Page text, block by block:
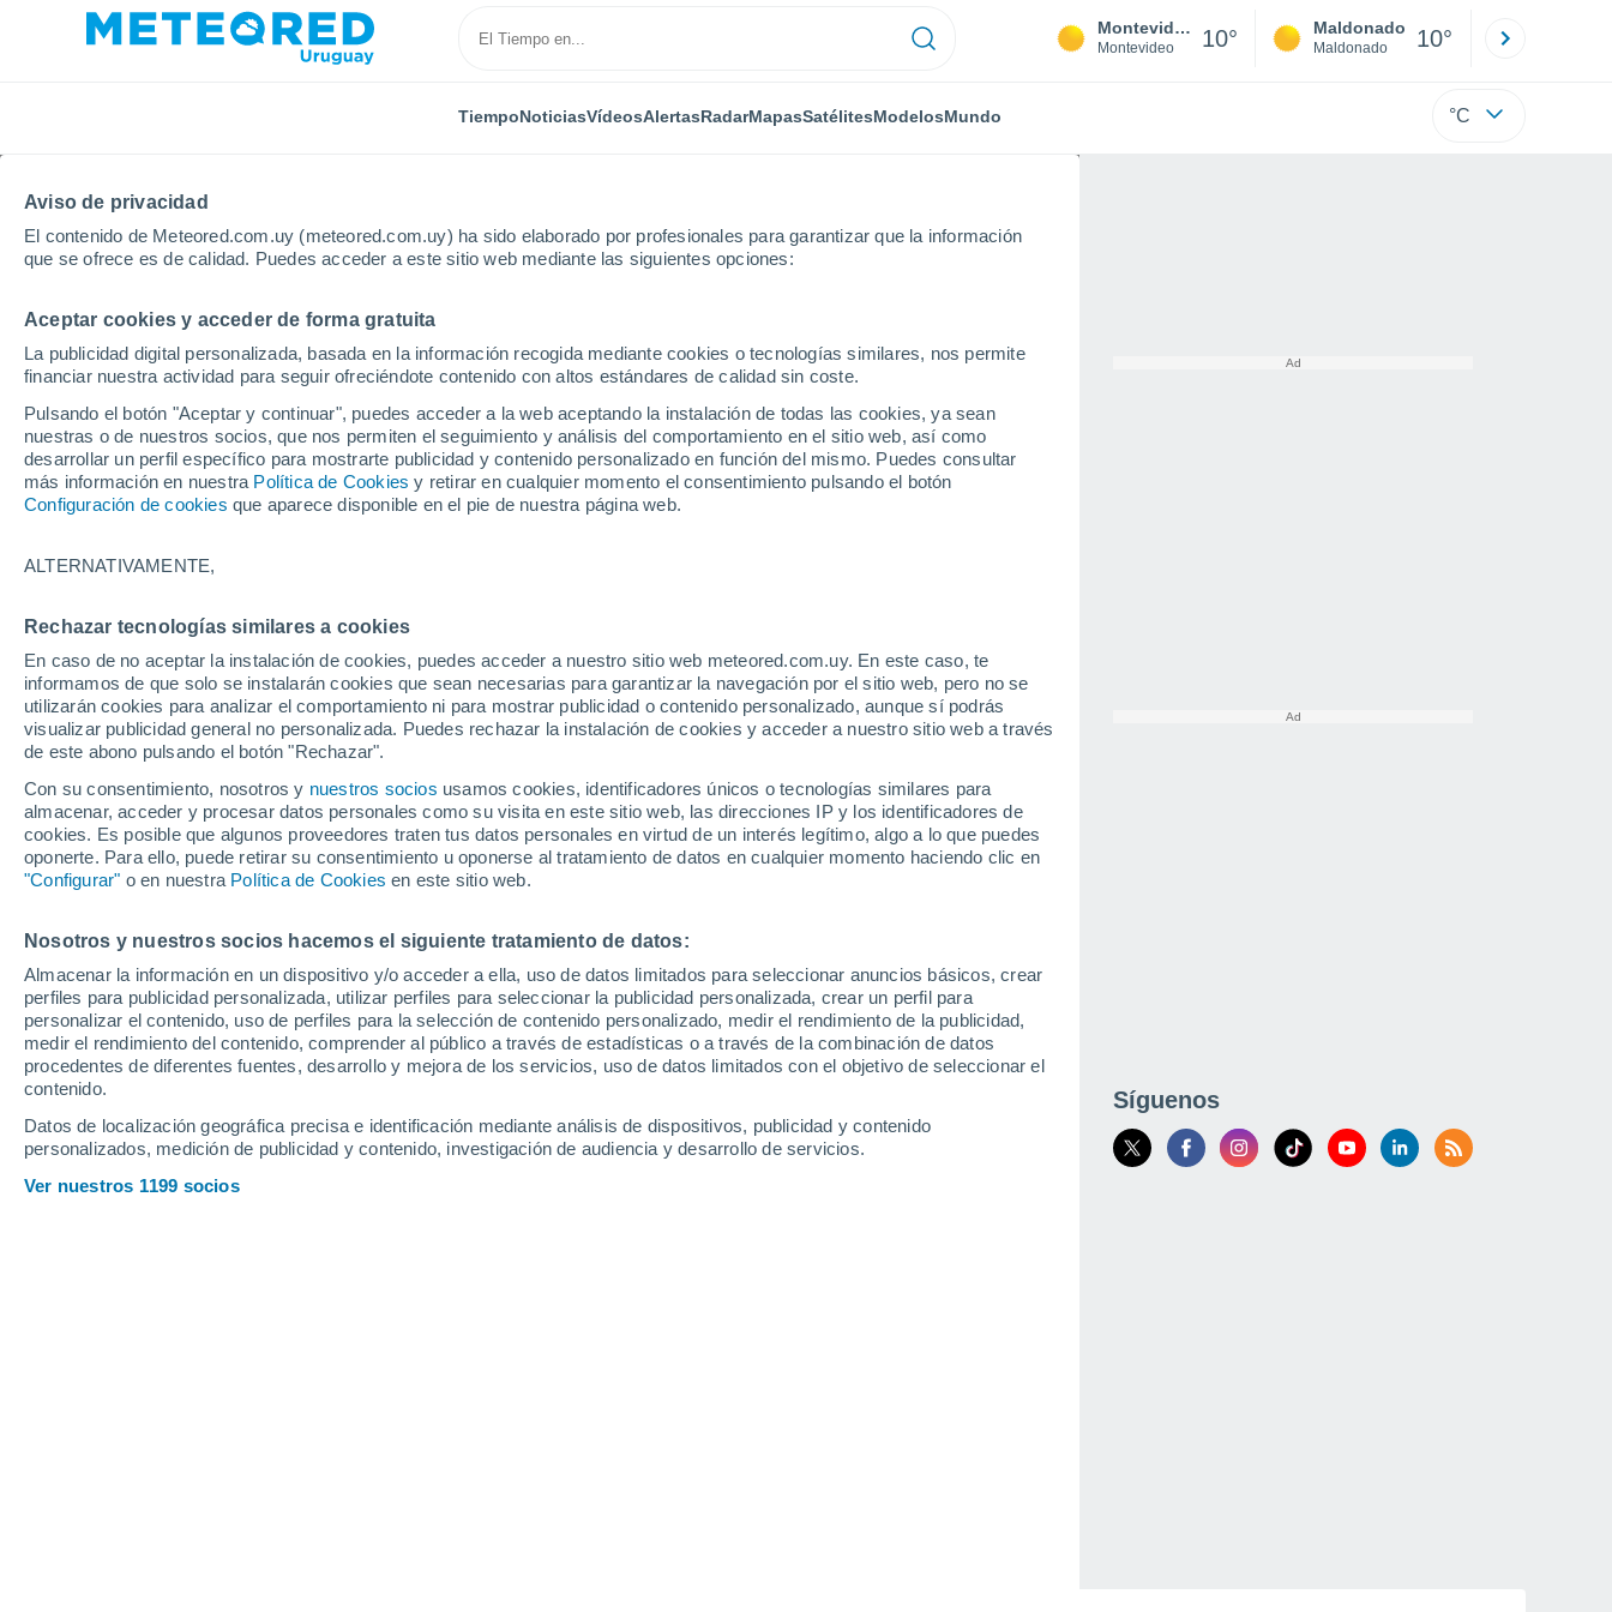
Aviso de privacidad
El contenido de Meteored.com.uy (meteored.com.uy) ha sido elaborado por profesionales para garantizar que la información
que se ofrece es de calidad. Puedes acceder a este sitio web mediante las siguientes opciones:
Aceptar cookies y acceder de forma gratuita
La publicidad digital personalizada, basada en la información recogida mediante cookies o tecnologías similares, nos permite
financiar nuestra actividad para seguir ofreciéndote contenido con altos estándares de calidad sin coste.
Pulsando el botón "Aceptar y continuar", puedes acceder a la web aceptando la instalación de todas las cookies, ya sean
nuestras o de nuestros socios, que nos permiten el seguimiento y análisis del comportamiento en el sitio web, así como
desarrollar un perfil específico para mostrarte publicidad y contenido personalizado en función del mismo. Puedes consultar
más información en nuestra Política de Cookies y retirar en cualquier momento el consentimiento pulsando el botón
Configuración de cookies que aparece disponible en el pie de nuestra página web.
ALTERNATIVAMENTE,
Rechazar tecnologías similares a cookies
En caso de no aceptar la instalación de cookies, puedes acceder a nuestro sitio web meteored.com.uy. En este caso, te
informamos de que solo se instalarán cookies que sean necesarias para garantizar la navegación por el sitio web, pero no se
utilizarán cookies para analizar el comportamiento ni para mostrar publicidad o contenido personalizado, aunque sí podrás
visualizar publicidad general no personalizada. Puedes rechazar la instalación de cookies y acceder a nuestro sitio web a través
de este abono pulsando el botón "Rechazar".
Con su consentimiento, nosotros y nuestros socios usamos cookies, identificadores únicos o tecnologías similares para
almacenar, acceder y procesar datos personales como su visita en este sitio web, las direcciones IP y los identificadores de
cookies. Es posible que algunos proveedores traten tus datos personales en virtud de un interés legítimo, algo a lo que puedes
oponerte. Para ello, puede retirar su consentimiento u oponerse al tratamiento de datos en cualquier momento haciendo clic en
"Configurar" o en nuestra Política de Cookies en este sitio web.
Nosotros y nuestros socios hacemos el siguiente tratamiento de datos:
Almacenar la información en un dispositivo y/o acceder a ella, uso de datos limitados para seleccionar anuncios básicos, crear
perfiles para publicidad personalizada, utilizar perfiles para seleccionar la publicidad personalizada, crear un perfil para
personalizar el contenido, uso de perfiles para la selección de contenido personalizado, medir el rendimiento de la publicidad,
medir el rendimiento del contenido, comprender al público a través de estadísticas o a través de la combinación de datos
procedentes de diferentes fuentes, desarrollo y mejora de los servicios, uso de datos limitados con el objetivo de seleccionar el
contenido.
Datos de localización geográfica precisa e identificación mediante análisis de dispositivos, publicidad y contenido
personalizados, medición de publicidad y contenido, investigación de audiencia y desarrollo de servicios.
Ver nuestros 1199 socios
Montevideo
Montevideo 10° Maldonado
Maldonado 10°
TiempoNoticiasVídeosAlertasRadarMapasSatélitesModelosMundo °C
Inicio Lesoto
Tiempo en Lesoto. Pronóstico a 14 días
Hoy, 7 agosto Todo el día Símbolo
Maseru
Síguenos